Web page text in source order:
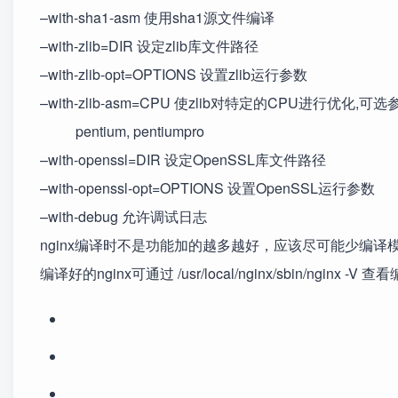
–with-sha1-asm 使用sha1源文件编译
–with-zlib=DIR 设定zlib库文件路径
–with-zlib-opt=OPTIONS 设置zlib运行参数
–with-zlib-asm=CPU 使zlib对特定的CPU进行优化,可选
pentium, pentiumpro
–with-openssl=DIR 设定OpenSSL库文件路径
–with-openssl-opt=OPTIONS 设置OpenSSL运行参数
–with-debug 允许调试日志
nginx编译时不是功能加的越多越好，应该尽可能少编译
编译好的nginx可通过 /usr/local/nginx/sbin/nginx -V 查